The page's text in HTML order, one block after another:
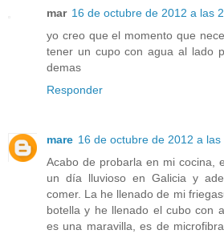
mar 16 de octubre de 2012 a las
yo creo que el momento que
tener un cupo con agua al lado
demas
Responder
mare 16 de octubre de 2012 a las
Acabo de probarla en mi cocina,
un día lluvioso en Galicia y
comer. La he llenado de mi
botella y he llenado el cubo con
es una maravilla, es de